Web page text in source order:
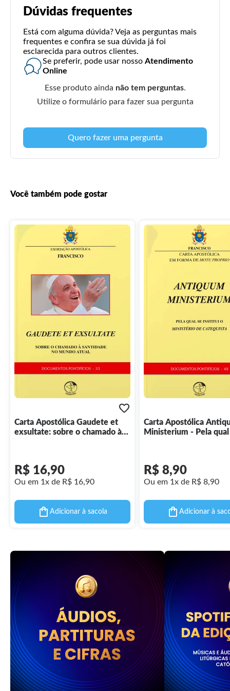
Dúvidas frequentes
Está com alguma dúvida? Veja as perguntas mais
frequentes e confira se sua dúvida já foi
esclarecida para outros clientes.
Se preferir, pode usar nosso Atendimento
Online
Esse produto ainda não tem perguntas.
Utilize o formulário para fazer sua pergunta
Quero fazer uma pergunta
Você também pode gostar
Carta Apostólica Gaudete et
exsultate: sobre o chamado à
R$ 16,90
Ou em 1x de R$ 16,90
Adicionar à sacola
Carta Apostólica
Ministerium - Pela qual
R$ 8,90
Ou em 1x de R$ 8,90
Adicionar à